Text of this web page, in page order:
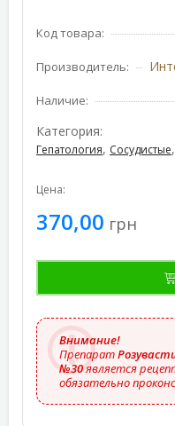
Код товара:
Производитель:
Наличие:
Категория:
Гепатология, Сосудистые,
Цена:
370,00 грн
Внимание!
Препарат
№30является
обязательно